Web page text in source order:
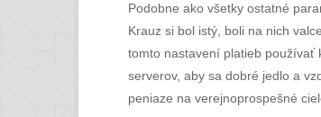
Podobne ako všetky ostatné
Krauz si bol istý, boli na nich
tomto nastavení platieb používať
serverov, aby sa dobré jedlo a
peniaze na verejnoprospešné